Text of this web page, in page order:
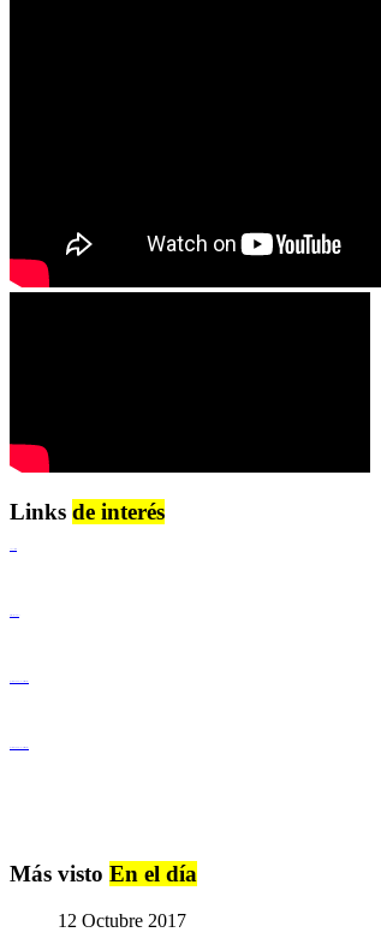
Links de interés
Más visto En el día
12 Octubre 2017